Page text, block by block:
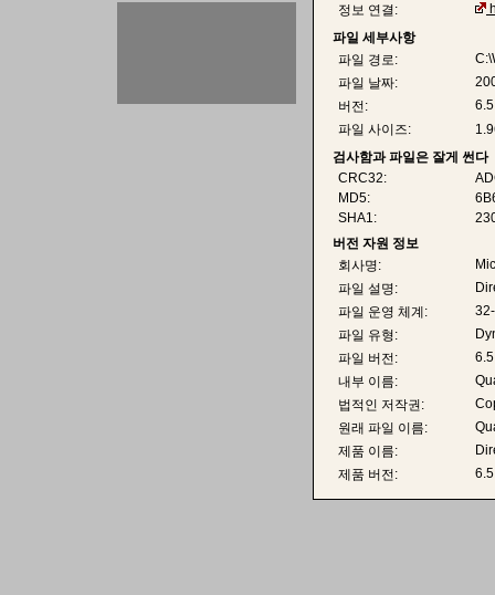
정보 연결:
파일 세부사항
파일 경로:
파일 날짜:
버전:
파일 사이즈:
검사함과 파일은 잘게 썬다
CRC32:
MD5:
SHA1:
버전 자원 정보
회사명:
파일 설명:
파일 운영 체계:
파일 유형:
파일 버전:
내부 이름:
법적인 저작권:
원래 파일 이름:
제품 이름:
제품 버전: